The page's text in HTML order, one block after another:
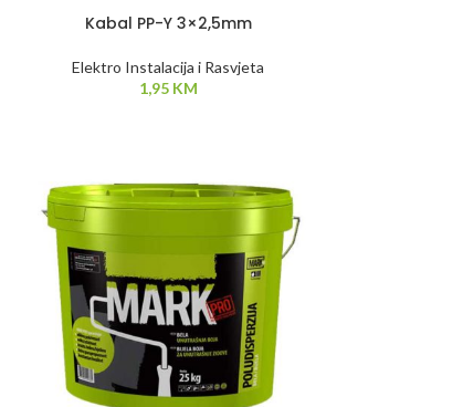
Kabal PP-Y 3×2,5mm
Elektro Instalacija i Rasvjeta
1,95 KM